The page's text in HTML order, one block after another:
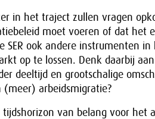
in het traject zullen vragen
moet voeren of dat het
SER ook andere instrumenten
op te lossen. Denk daarbij
deeltijd en grootschalige
(meer) arbeidsmigratie?
tijdshorizon van belang voor